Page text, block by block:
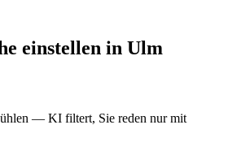
einstellen in Ulm
— KI filtert, Sie reden nur mit